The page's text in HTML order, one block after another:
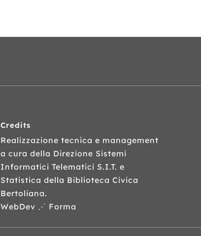
Credits
Realizzazione tecnica e management
a cura della Direzione Sistemi
Informatici Telematici S.I.T. e
Statistica della Biblioteca Civica
Bertoliana.
WebDev ⋰ Forma